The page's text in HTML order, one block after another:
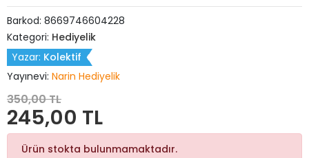
Barkod: 8669746604228
Kategori: Hediyelik
Yazar: Kolektif
Yayınevi: Narin Hediyelik
350,00 TL
245,00 TL
Ürün stokta bulunmamaktadır.